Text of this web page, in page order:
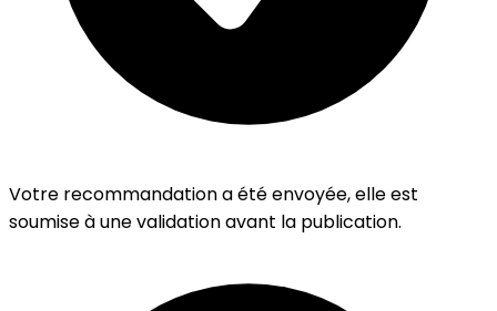
Votre recommandation a été envoyée, elle est
soumise à une validation avant la publication.